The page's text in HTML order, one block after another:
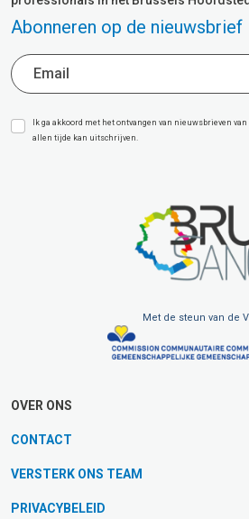
Abonneren op de nieuwsbrief
Ik ga akkoord met het ontvangen van nieuwsbrieven
allen tijde kan uitschrijven.
Met de steun van de
OVER ONS
CONTACT
VERSTERK ONS TEAM
PRIVACYBELEID